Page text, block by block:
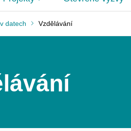
datech Vzdělávání